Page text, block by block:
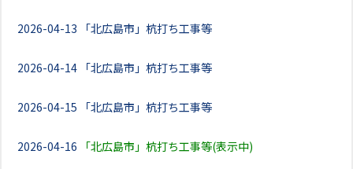
2026-04-13 「北広島市」杭打ち工事等
2026-04-14 「北広島市」杭打ち工事等
2026-04-15 「北広島市」杭打ち工事等
2026-04-16 「北広島市」杭打ち工事等(表示中)